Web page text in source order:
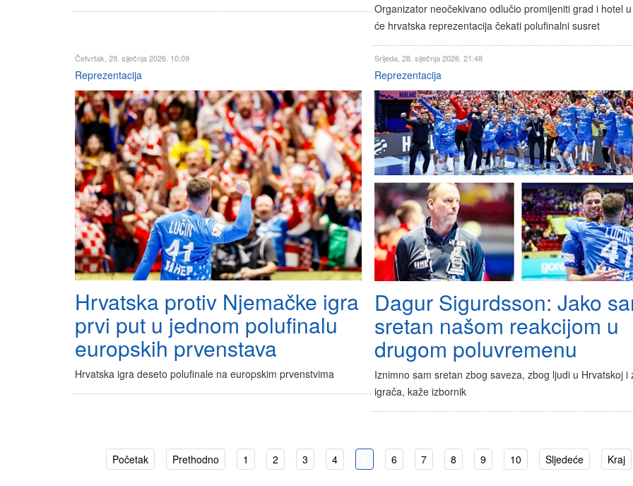
Organizator neočekivano odlučio promijeniti grad i hotel
će hrvatska reprezentacija čekati polufinalni susret
Četvrtak, 29. siječnja 2026. 10:09
Reprezentacija
Hrvatska protiv Njemačke igra
prvi put u jednom polufinalu
europskih prvenstava
Hrvatska igra deseto polufinale na europskim prvenstvima
Srijeda, 28. siječnja 2026. 21:48
Reprezentacija
Dagur Sigurdsson: Jako
sretan našom reakcijom u
drugom poluvremenu
Iznimno sam sretan zbog saveza, zbog ljudi u Hrvatskoj i
igrača, kaže izbornik
Početak Prethodno 1 2 3 4 6 7 8 9 10 Sljedeće Kraj